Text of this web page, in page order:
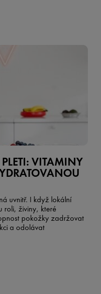
VITAMINY
uvnitř. I když lokální
roli, živiny, které
pokožky zadržovat
a odolávat